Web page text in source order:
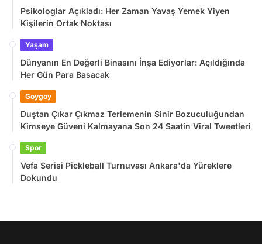
Psikologlar Açıkladı: Her Zaman Yavaş Yemek Yiyen
Kişilerin Ortak Noktası
Yaşam
Dünyanın En Değerli Binasını İnşa Ediyorlar: Açıldığında
Her Gün Para Basacak
Goygoy
Duştan Çıkar Çıkmaz Terlemenin Sinir Bozuculuğundan
Kimseye Güveni Kalmayana Son 24 Saatin Viral Tweetleri
Spor
Vefa Serisi Pickleball Turnuvası Ankara'da Yüreklere
Dokundu